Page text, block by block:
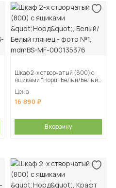
Шкаф 2-х створчатый (800) с
ящиками "Норд", Белый/Белый
Цена
16 890
В корзину